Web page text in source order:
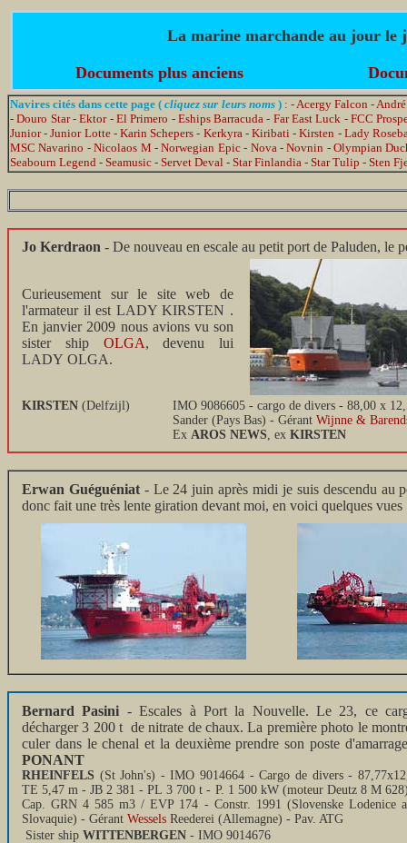
La marine marchande au jour le
Documents plus anciens
Navires cités dans cette page ( cliquez sur leurs noms ) : -Acergy Falcon -
-Douro Star-Ektor- El Primero - Eships Barracuda - Far East Luck - FCC
Junior-Junior Lotte- Karin Schepers - Kerkyra- Kiribati-Kirsten - Lady
MSC Navarino -Nicolaos M -Norwegian Epic- Nova-Novnin -Olympian
Seabourn Legend - Seamusic - Servet Deval - Star Finlandia - Star Tulip - Sten
Jo Kerdraon - De nouveau en escale au petit port de Paluden, le
Curieusement sur le site web de
l'armateur il est LADY KIRSTEN .
En janvier 2009 nous avions vu son
sister ship OLGA, devenu lui
LADY OLGA.
KIRSTEN (Delfzijl)
IMO 9086605 - cargo de divers - 88,00 x
Sander (Pays Bas) - Gérant Wijnne &
Ex AROS NEWS, ex KIRSTEN
Erwan Guéguéniat - Le 24 juin après midi je suis descendu au
donc fait une très lente giration devant moi, en voici quelques vues
Bernard Pasini - Escales à Port la Nouvelle. Le 23, ce
décharger 3 200 t de nitrate de chaux. La première photo le
culer dans le chenal et la deuxième prendre son poste
PONANT
RHEINFELS (St John's) - IMO 9014664 - Cargo de divers -
TE 5,47 m - JB 2 381 - PL 3 700 t - P. 1 500 kW (moteur Deutz 8 M
Cap. GRN 4 585 m3 / EVP 174 - Constr. 1991 (Slovenske Lodenice
Slovaquie) - Gérant Wessels Reederei (Allemagne) - Pav. ATG
Sister ship WITTENBERGEN - IMO 9014676